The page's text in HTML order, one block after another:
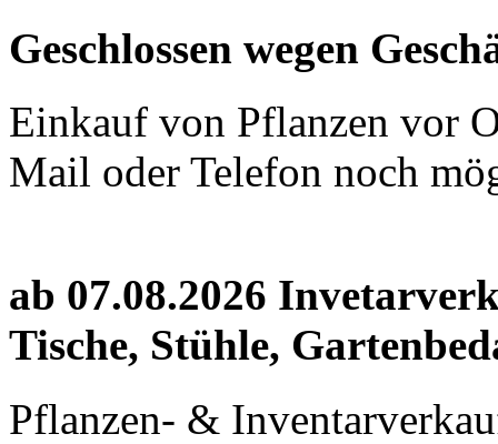
Geschlossen wegen
Einkauf von Pflanzen vor
Mail oder Telefon noch
ab 07.08.2026
Tische, Stühle,
Pflanzen- &